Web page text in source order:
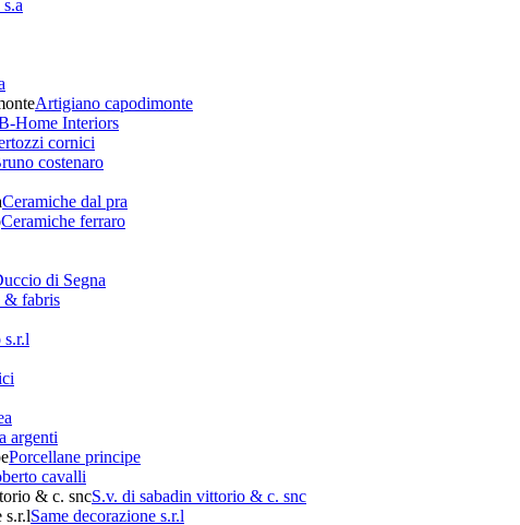
Artigiano capodimonte
Home Interiors
cornici
costenaro
Ceramiche dal pra
Ceramiche ferraro
di Segna
& fabris
s.r.l
argenti
Porcellane principe
cavalli
S.v. di sabadin vittorio & c. snc
Same decorazione s.r.l